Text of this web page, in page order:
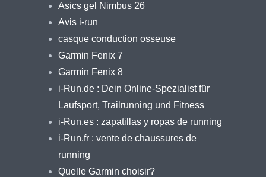
Asics gel Nimbus 26
Avis i-run
casque conduction osseuse
Garmin Fenix 7
Garmin Fenix 8
i-Run.de : Dein Online-Spezialist für
Laufsport, Trailrunning und Fitness
i-Run.es : zapatillas y ropas de running
i-Run.fr : vente de chaussures de
running
Quelle Garmin choisir?